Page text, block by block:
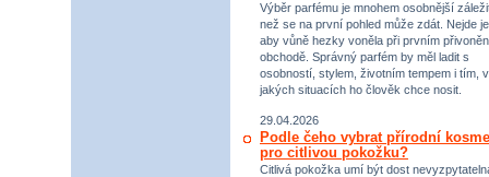
Výběr parfému je mnohem osobnější
než se na první pohled může zdát. Nejde
aby vůně hezky voněla při prvním
obchodě. Správný parfém by měl ladit s
osobností, stylem, životním tempem i tím, v
jakých situacích ho člověk chce nosit.
29.04.2026
Podle čeho vybrat přírodní
pro citlivou pokožku?
Citlivá pokožka umí být dost